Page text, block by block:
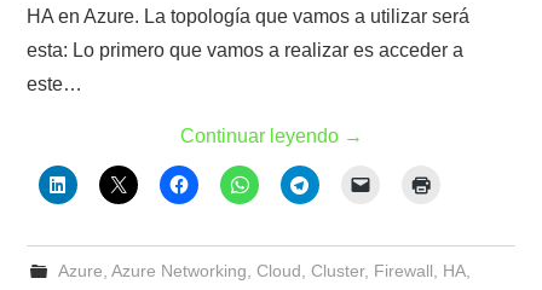
HA en Azure. La topología que vamos a utilizar será
esta: Lo primero que vamos a realizar es acceder a
este…
Continuar leyendo →
Azure Azure Networking Cloud Cluster, Firewall HA,